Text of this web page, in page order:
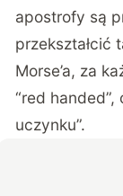
apostrofy są
przekształcić
Morse’a, za
“red handed”,
uczynku”.